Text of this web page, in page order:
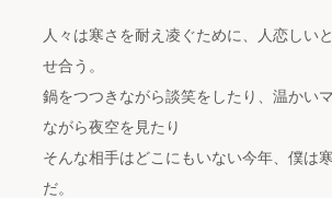
人々は寒さを耐え凌ぐために、人恋しい
せ合う。
鍋をつつきながら談笑をしたり、温かい
ながら夜空を見たり
そんな相手はどこにもいない今年、僕は
だ。